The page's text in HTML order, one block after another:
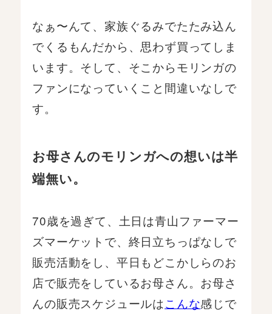
なぁ〜んて、家族ぐるみでたたみ込ん
でくるもんだから、思わず買ってしま
います。そして、そこからモリンガの
ファンになっていくこと間違いなしで
す。
お母さんのモリンガへの想いは半
端無い。
70歳を過ぎて、土日は青山ファーマー
ズマーケットで、終日立ちっぱなしで
販売活動をし、平日もどこかしらのお
店で販売をしているお母さん。お母さ
んの販売スケジュールはこんな感じで